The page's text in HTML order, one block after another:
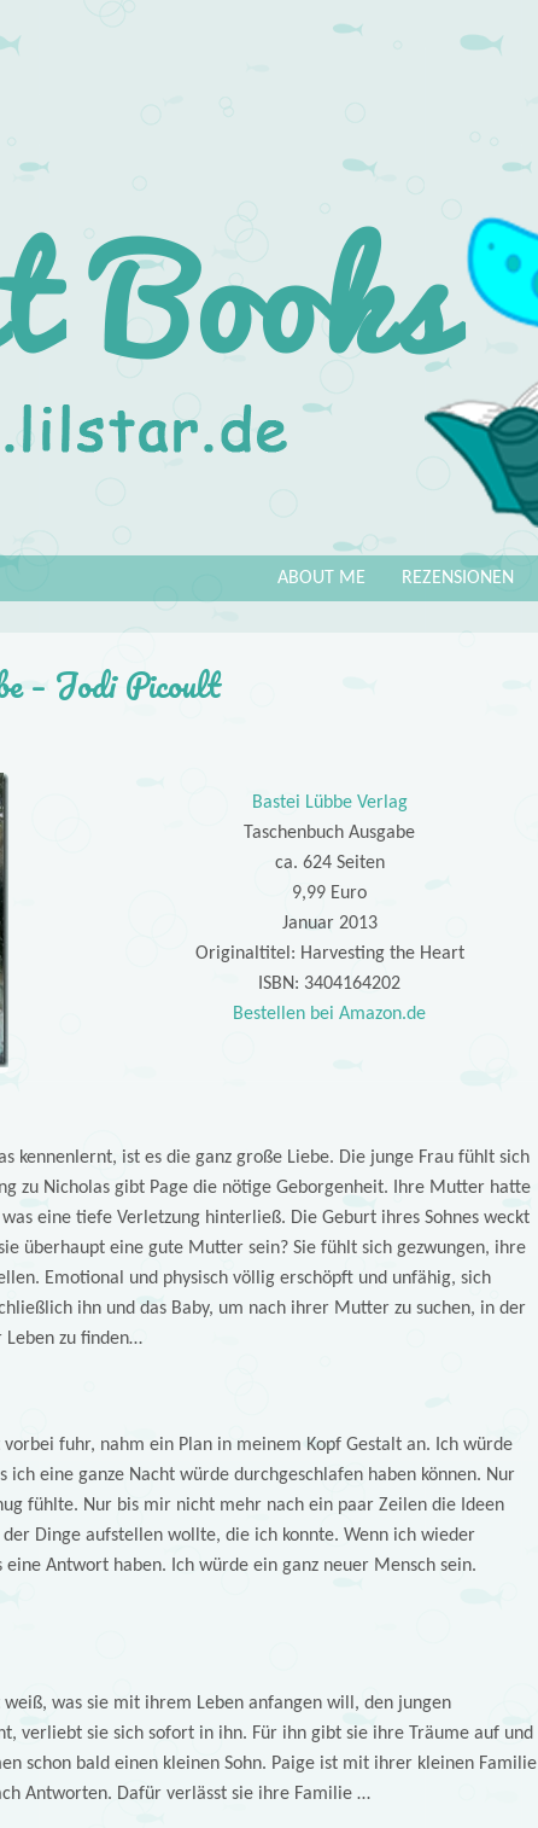
REZENSIONEN
ABOUT ME
– Jodi Picoult
Bastei Lübbe Verlag
Taschenbuch Ausgabe
ca. 624 Seiten
9,99 Euro
Januar 2013
Originaltitel: Harvesting the Heart
ISBN: 3404164202
Bestellen bei Amazon.de
kennenlernt, ist es die ganz große Liebe. Die junge Frau fühlt sich
zu Nicholas gibt Page die nötige Geborgenheit. Ihre Mutter hatte
eine tiefe Verletzung hinterließ. Die Geburt ihres Sohnes weckt
überhaupt eine gute Mutter sein? Sie fühlt sich gezwungen, ihre
Emotional und physisch völlig erschöpft und unfähig, sich
ihn und das Baby, um nach ihrer Mutter zu suchen, in der
zu finden…
fuhr, nahm ein Plan in meinem Kopf Gestalt an. Ich würde
ich eine ganze Nacht würde durchgeschlafen haben können. Nur
fühlte. Nur bis mir nicht mehr nach ein paar Zeilen die Ideen
Dinge aufstellen wollte, die ich konnte. Wenn ich wieder
Antwort haben. Ich würde ein ganz neuer Mensch sein.
was sie mit ihrem Leben anfangen will, den jungen
verliebt sie sich sofort in ihn. Für ihn gibt sie ihre Träume auf und
schon bald einen kleinen Sohn. Paige ist mit ihrer kleinen Familie
Antworten. Dafür verlässt sie ihre Familie …